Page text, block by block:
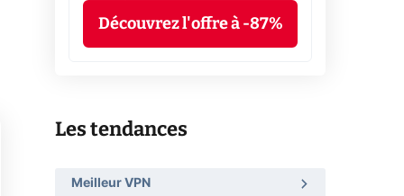
Découvrez l'offre à -87%
Les tendances
Meilleur VPN